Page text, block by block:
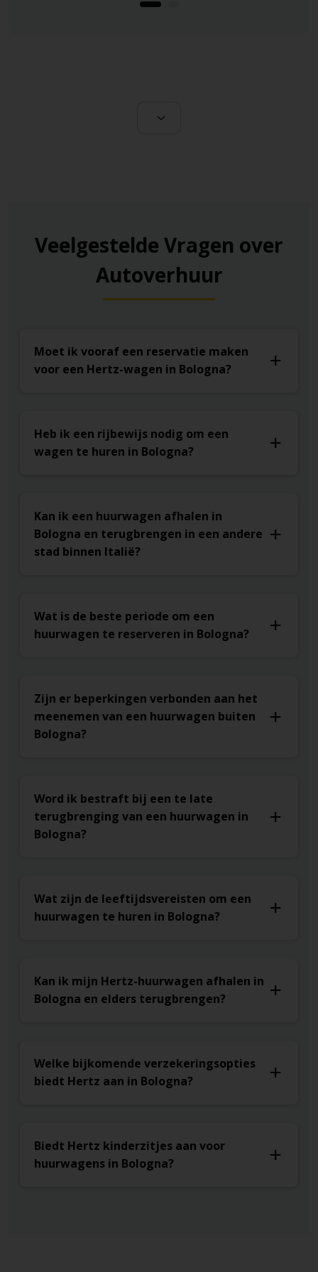
Veelgestelde Vragen over
Autoverhuur
Moet ik vooraf een reservatie maken
voor een Hertz-wagen in Bologna?
Heb ik een rijbewijs nodig om een
wagen te huren in Bologna?
Kan ik een huurwagen afhalen in
Bologna en terugbrengen in een andere
stad binnen Italië?
Wat is de beste periode om een
huurwagen te reserveren in Bologna?
Zijn er beperkingen verbonden aan het
meenemen van een huurwagen buiten
Bologna?
Word ik bestraft bij een te late
terugbrenging van een huurwagen in
Bologna?
Wat zijn de leeftijdsvereisten om een
huurwagen te huren in Bologna?
Kan ik mijn Hertz-huurwagen afhalen in
Bologna en elders terugbrengen?
Welke bijkomende verzekeringsopties
biedt Hertz aan in Bologna?
Biedt Hertz kinderzitjes aan voor
huurwagens in Bologna?